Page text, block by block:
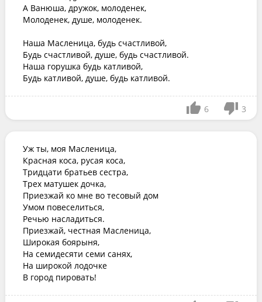
А Ванюша, дружок, молоденек,
Молоденек, душе, молоденек.
Наша Масленица, будь счастливой,
Будь счастливой, душе, будь счастливой.
Наша горушка будь катливой,
Будь катливой, душе, будь катливой.
6 3
Уж ты, моя Масленица,
Красная коса, русая коса,
Тридцати братьев сестра,
Трех матушек дочка,
Приезжай ко мне во тесовый дом
Умом повеселиться,
Речью насладиться.
Приезжай, честная Масленица,
Широкая боярыня,
На семидесяти семи санях,
На широкой лодочке
В город пировать!